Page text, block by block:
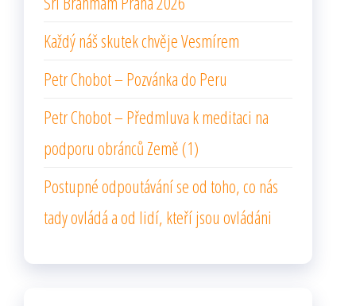
Každý náš skutek chvěje Vesmírem
Petr Chobot – Pozvánka do Peru
Petr Chobot – Předmluva k meditaci na
podporu obránců Země (1)
Postupné odpoutávání se od toho, co nás
tady ovládá a od lidí, kteří jsou ovládáni